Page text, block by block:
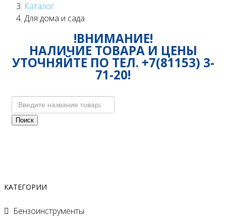
Каталог
Для дома и сада
!ВНИМАНИЕ!
НАЛИЧИЕ ТОВАРА И ЦЕНЫ
УТОЧНЯЙТЕ ПО ТЕЛ. +7(81153) 3-
71-20!
Поиск
КАТЕГОРИИ
Бензоинструменты